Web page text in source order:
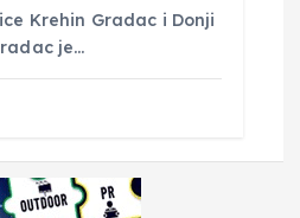
Krehin Gradac i Donji
je…